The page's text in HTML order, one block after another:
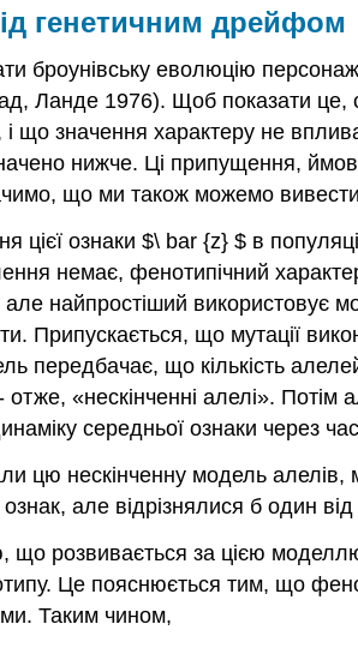
генетичним дрейфом
броунівську еволюцію
Ланде 1976). Щоб показати це,
що значення характеру не
нижче. Ці припущення,
що ми також можемо
цієї ознаки $\ bar {z} $ в
немає, фенотипічний
найпростіший використовує
Припускається, що мутації
передбачає, що кількість
«нескінченні алелі». Потім
середньої ознаки через
цю нескінченну модель
але відрізнялися б один
розвивається за цією
Це пояснюється тим, що
Таким чином,